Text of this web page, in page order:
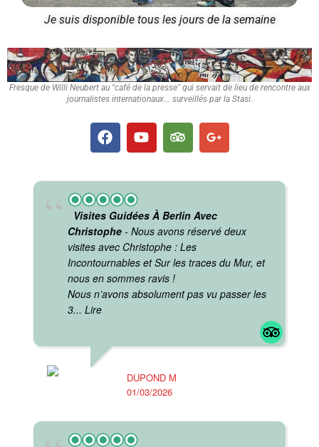
Je suis disponible tous les jours de la semaine
Fresque de Willi Neubert au "café de la presse" qui servait de lieu de rencontre aux
journalistes internationaux... surveillés par la Stasi.
Visites Guidées À Berlin Avec
Christophe - Nous avons réservé deux
visites avec Christophe : Les
Incontournables et Sur les traces du Mur, et
nous en sommes ravis !
Nous n’avons absolument pas vu passer les
3... Lire
DUPOND M
01/03/2026